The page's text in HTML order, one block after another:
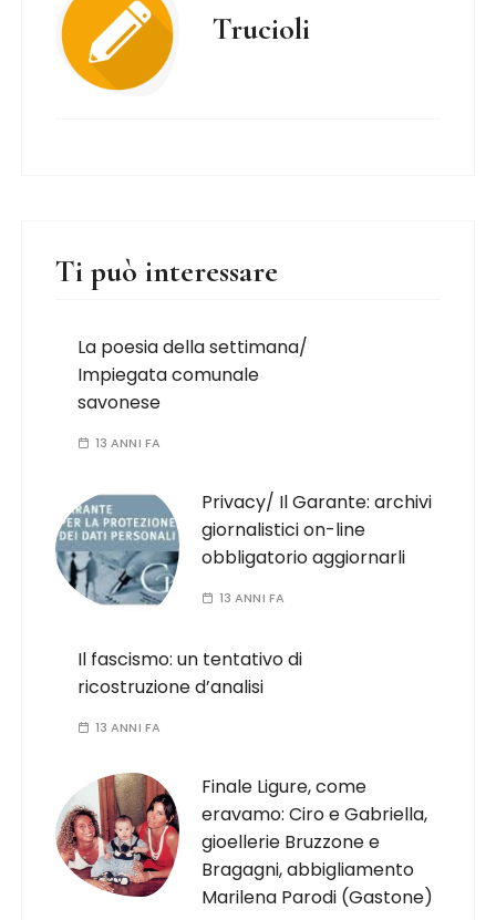
Trucioli
Ti può interessare
La poesia della settimana/
Impiegata comunale
savonese
13 ANNI FA
Privacy/ Il Garante: archivi
giornalistici on-line
obbligatorio aggiornarli
13 ANNI FA
Il fascismo: un tentativo di
ricostruzione d’analisi
13 ANNI FA
Finale Ligure, come
eravamo: Ciro e Gabriella,
gioellerie Bruzzone e
Bragagni, abbigliamento
Marilena Parodi (Gastone)